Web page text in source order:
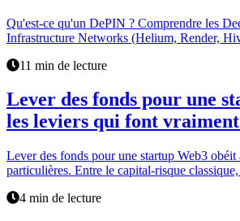
Qu'est-ce qu'un DePIN ? Comprendre les
Infrastructure Networks (Helium, Render,
11 min de lecture
Lever des fonds pour une
les leviers qui font
Lever des fonds pour une startup Web3 obéit
particulières. Entre le capital-risque
4 min de lecture